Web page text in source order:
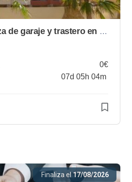
Subasta de plaza de garaje y trastero en El Ejido (Almería)
0€
07d 05h 04m
Finaliza el17/08/2026